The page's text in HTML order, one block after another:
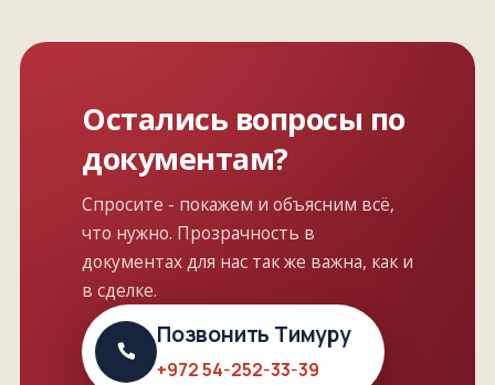
Остались вопросы по
документам?
Спросите - покажем и объясним всё,
что нужно. Прозрачность в
документах для нас так же важна, как и
в сделке.
Позвонить Тимуру
+972 54-252-33-39